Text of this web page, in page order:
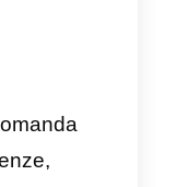
Eccone
reale